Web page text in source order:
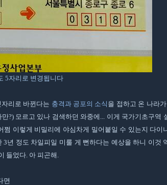
5자리로 변경됩니다
리로 바뀐다는 충격과 공포의 소식 을 접하고 온 나라
?) 모르고 있나 검색하던 와중에... 이게 국가기초구역
이렇게 비밀리에 야심차게 밀어붙일 수 있는지 다이
년 정도 차일피일 미룰 게 뻔하다는 예상을 하니 이것
들었다. 아 피곤해.
면